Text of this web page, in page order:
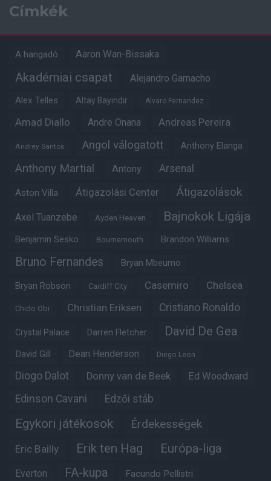
Címkék
A hangadó Aaron Wan-Bissaka
Akadémiai csapat Alejandro Garnacho
Alex Telles Altay Bayindir Alvaro Fernandez
Amad Diallo Andre Onana Andreas Pereira
Andrey Santos Angol válogatott Anthony Elanga
Anthony Martial Antony Arsenal
Aston Villa Átigazolási Center Átigazolások
Axel Tuanzebe Ayden Heaven Bajnokok Ligája
Benjamin Sesko Bournemouth Brandon Williams
Bruno Fernandes Bryan Mbeumo
Bryan Robson Cardiff City Casemiro Chelsea
Chido Obi Christian Eriksen Cristiano Ronaldo
Crystal Palace Darren Fletcher David De Gea
David Gill Dean Henderson Diego Leon
Diogo Dalot Donny van de Beek Ed Woodward
Edinson Cavani Edzői stáb
Egykori játékosok Érdekességek
Eric Bailly Erik ten Hag Európa-liga
Everton FA-kupa Facundo Pellistri